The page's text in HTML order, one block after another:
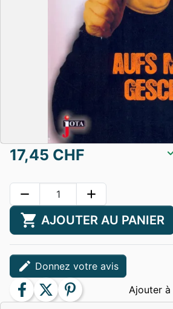
17,45 CHF
remove add
shopping_cart AJOUTER AU PANIER
edit Donnez votre avis
facebook twitter pinterest